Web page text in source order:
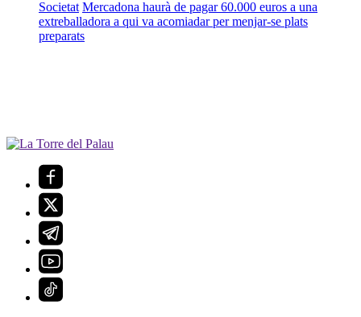
Societat Mercadona haurà de pagar 60.000 euros a una
extreballadora a qui va acomiadar per menjar-se plats
preparats